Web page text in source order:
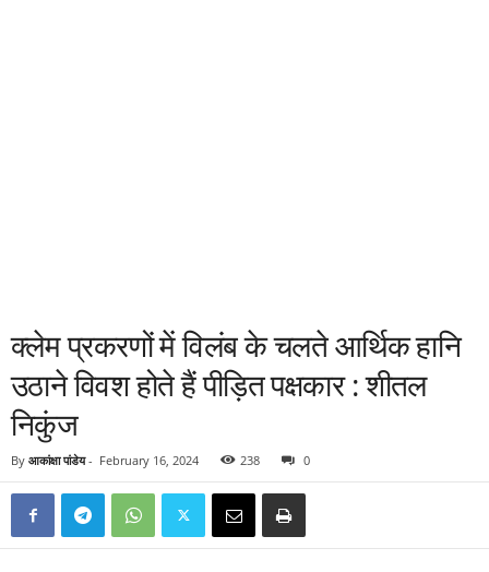
क्लेम प्रकरणों में विलंब के चलते आर्थिक हानि
उठाने विवश होते हैं पीड़ित पक्षकार : शीतल
निकुंज
By आकांक्षा पांडेय- February 16, 2024 238 0